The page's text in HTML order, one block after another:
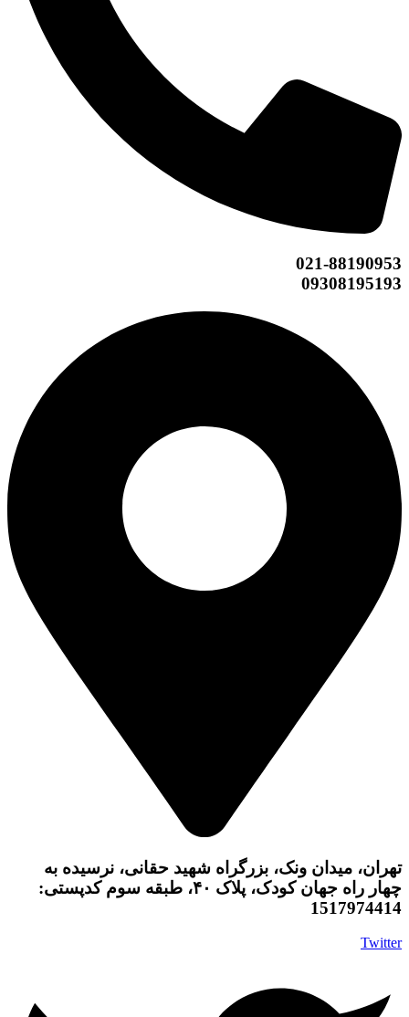
021-88190953
09308195193
تهران، میدان ونک، بزرگراه شهید حقانی، نرسیده به
چهار راه جهان کودک، پلاک ۴۰، طبقه سوم کدپستی:
1517974414
Twitter